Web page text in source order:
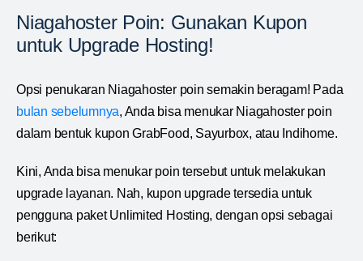
Niagahoster Poin: Gunakan Kupon
untuk Upgrade Hosting!
Opsi penukaran Niagahoster poin semakin beragam! Pada
bulan sebelumnya, Anda bisa menukar Niagahoster poin
dalam bentuk kupon GrabFood, Sayurbox, atau Indihome.
Kini, Anda bisa menukar poin tersebut untuk melakukan
upgrade layanan. Nah, kupon upgrade tersedia untuk
pengguna paket Unlimited Hosting, dengan opsi sebagai
berikut: